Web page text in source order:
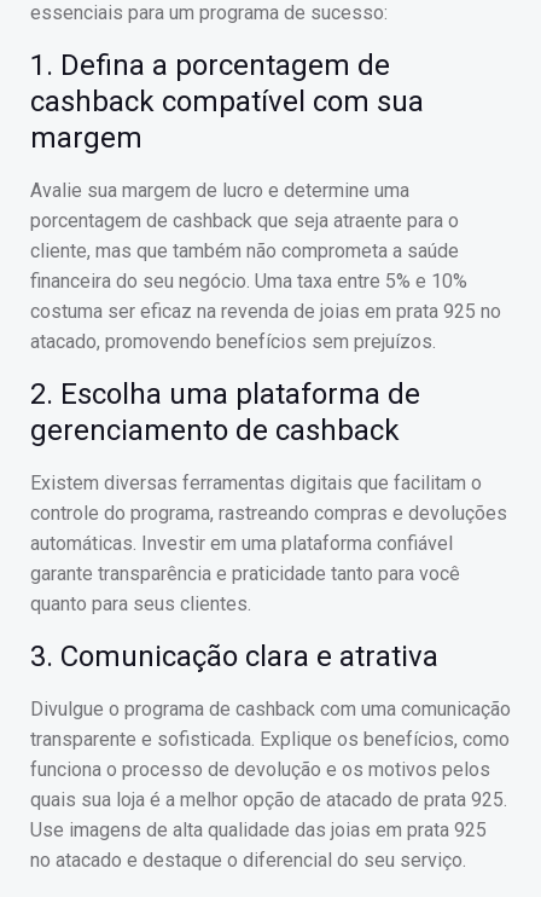
essenciais para um programa de sucesso:
1. Defina a porcentagem de
cashback compatível com sua
margem
Avalie sua margem de lucro e determine uma
porcentagem de cashback que seja atraente para o
cliente, mas que também não comprometa a saúde
financeira do seu negócio. Uma taxa entre 5% e 10%
costuma ser eficaz na revenda de joias em prata 925 no
atacado, promovendo benefícios sem prejuízos.
2. Escolha uma plataforma de
gerenciamento de cashback
Existem diversas ferramentas digitais que facilitam o
controle do programa, rastreando compras e devoluções
automáticas. Investir em uma plataforma confiável
garante transparência e praticidade tanto para você
quanto para seus clientes.
3. Comunicação clara e atrativa
Divulgue o programa de cashback com uma comunicação
transparente e sofisticada. Explique os benefícios, como
funciona o processo de devolução e os motivos pelos
quais sua loja é a melhor opção de atacado de prata 925.
Use imagens de alta qualidade das joias em prata 925
no atacado e destaque o diferencial do seu serviço.